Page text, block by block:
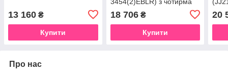
13 160 ₴
Купити
18 706₴
Купити
20
Про нас